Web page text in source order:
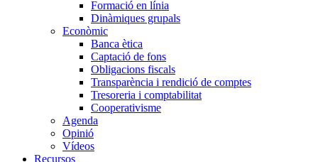
Formació en línia
Dinàmiques grupals
Econòmic
Banca ètica
Captació de fons
Obligacions fiscals
Transparència i rendició de comptes
Tresoreria i comptabilitat
Cooperativisme
Agenda
Opinió
Vídeos
Recursos